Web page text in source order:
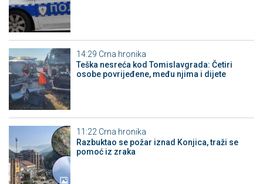
14:29 Crna hronika
Teška nesreća kod Tomislavgrada: Četiri
osobe povrijeđene, među njima i dijete
11:22 Crna hronika
Razbuktao se požar iznad Konjica, traži se
pomoć iz zraka